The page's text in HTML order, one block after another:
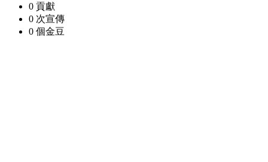
0 貢獻
0 次宣傳
0 個金豆